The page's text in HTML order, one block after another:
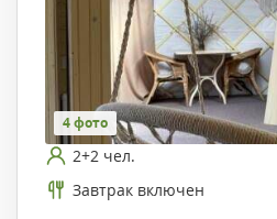
4 фото
2+2 чел.
Завтрак включен